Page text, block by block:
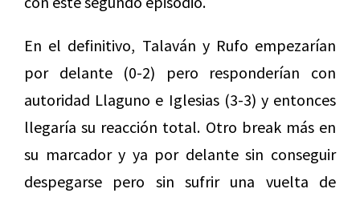
En el definitivo, Talaván y Rufo empezarían
por delante (0-2) pero responderían con
autoridad Llaguno e Iglesias (3-3) y entonces
llegaría su reacción total. Otro break más en
su marcador y ya por delante sin conseguir
despegarse pero sin sufrir una vuelta de